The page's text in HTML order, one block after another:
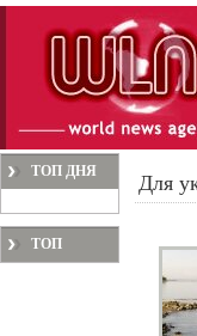
ТОП ДНЯ
ТОП
Для